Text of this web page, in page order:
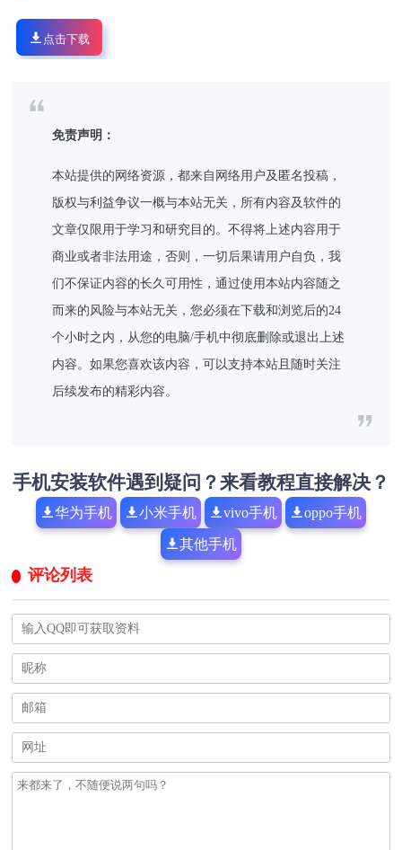
点击下载
免责声明：
本站提供的网络资源，都来自网络用户及匿名投稿，
版权与利益争议一概与本站无关，所有内容及软件的
文章仅限用于学习和研究目的。不得将上述内容用于
商业或者非法用途，否则，一切后果请用户自负，我
们不保证内容的长久可用性，通过使用本站内容随之
而来的风险与本站无关，您必须在下载和浏览后的24
个小时之内，从您的电脑/手机中彻底删除或退出上述
内容。如果您喜欢该内容，可以支持本站且随时关注
后续发布的精彩内容。
手机安装软件遇到疑问？来看教程直接解决？
华为手机 小米手机 vivo手机 oppo手机
其他手机
评论列表